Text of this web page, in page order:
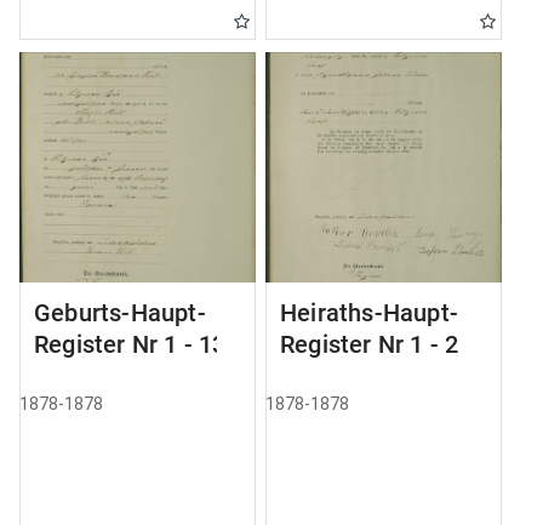
Geburts-Haupt-
Register Nr 1 - 13
1878-1878
Heiraths-Haupt-
Register Nr 1 - 2
1878-1878